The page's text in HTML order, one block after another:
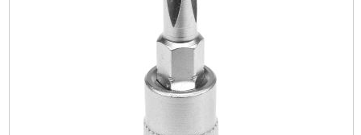
Присоединительный квадрат:
1/2"
260x130x50 мм
Подробнее...